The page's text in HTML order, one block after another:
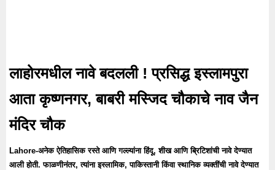
लाहोरमधील नावे बदलली ! प्रसिद्ध इस्लामपुरा
आता कृष्णनगर, बाबरी मस्जिद चौकाचे नाव जैन
मंदिर चौक
Lahore-अनेक ऐतिहासिक रस्ते आणि गल्ल्यांना हिंदू, शीख आणि ब्रिटिशांची नावे देण्यात
आली होती. फाळणीनंतर, त्यांना इस्लामिक, पाकिस्तानी किंवा स्थानिक व्यक्तींची नावे देण्यात